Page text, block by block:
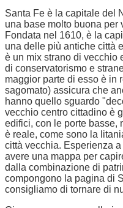
Santa Fe è la capitale del
una base molto buona per
Fondata nel 1610, è la
una delle più antiche città
è un mix strano di vecchio
di conservatorismo e
maggior parte di esso è in
sagomato) assicura che
hanno quello sguardo
vecchio centro cittadino è
edifici, con le porte basse,
è reale, come sono la
città vecchia. Esperienza
avere una mappa per
dalla combinazione di
compongono la pagina di
consigliamo di tornare di